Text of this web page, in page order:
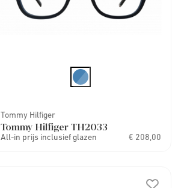
Tommy Hilfiger
Tommy Hilfiger TH2033
All-in prijs inclusief glazen € 208,00